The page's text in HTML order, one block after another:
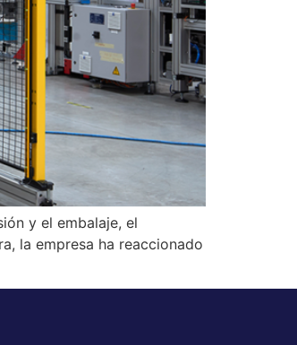
y el embalaje, el
la empresa ha reaccionado